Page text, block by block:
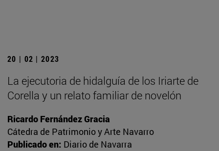
20 | 02 | 2023
La ejecutoria de hidalguía de los Iriarte de
Corella y un relato familiar de novelón
Ricardo Fernández Gracia
Cátedra de Patrimonio y Arte Navarro
Publicado en: Diario de Navarra